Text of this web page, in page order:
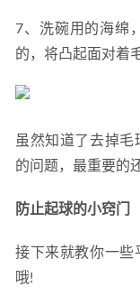
7、洗碗用的海绵
的，将凸起面对着
虽然知道了去掉
的问题，最重要的
防止起球的小窍门
接下来就教你一些
哦!